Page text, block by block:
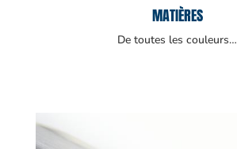
MATIÈRES
De toutes les couleurs…